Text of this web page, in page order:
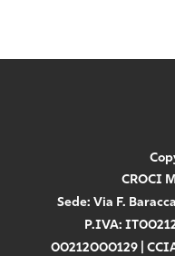
CROCI
Sede: Via F.
P.IVA:
00212000129 |